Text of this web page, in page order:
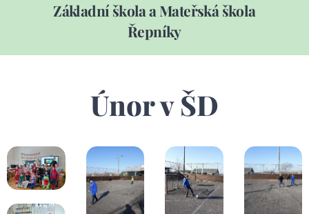
Základní škola a Mateřská škola
Řepníky
Únor v ŠD